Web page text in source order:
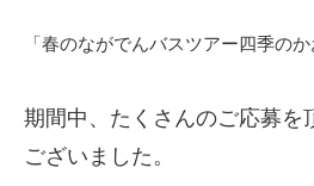
「春のながでんバスツアー四季の
期間中、たくさんのご応募を
ございました。